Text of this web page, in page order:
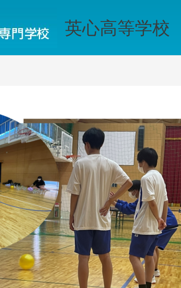
英心高等学校